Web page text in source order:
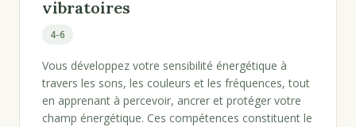
vibratoires
4-6
Vous développez votre sensibilité énergétique à
travers les sons, les couleurs et les fréquences, tout
en apprenant à percevoir, ancrer et protéger votre
champ énergétique. Ces compétences constituent le